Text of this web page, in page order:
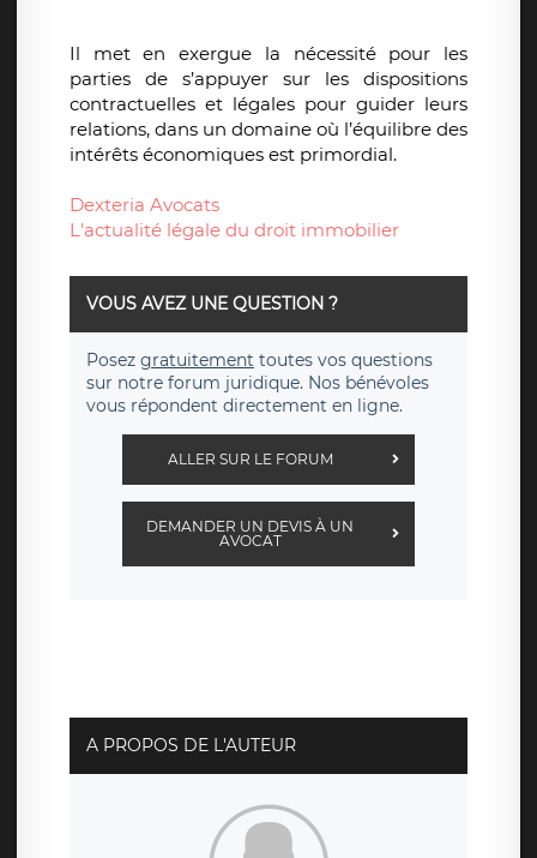
Il met en exergue la nécessité pour les
parties de s’appuyer sur les dispositions
contractuelles et légales pour guider leurs
relations, dans un domaine où l’équilibre des
intérêts économiques est primordial.
Dexteria Avocats
L'actualité légale du droit immobilier
VOUS AVEZ UNE QUESTION ?
Posez gratuitement toutes vos questions
sur notre forum juridique. Nos bénévoles
vous répondent directement en ligne.
ALLER SUR LE FORUM
DEMANDER UN DEVIS À UN
AVOCAT
A PROPOS DE L'AUTEUR